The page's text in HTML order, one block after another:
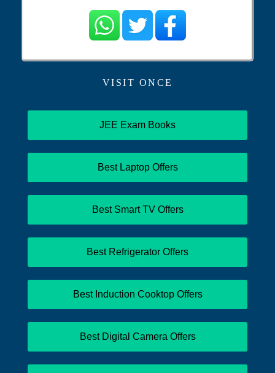
VISIT ONCE
JEE Exam Books
Best Laptop Offers
Best Smart TV Offers
Best Refrigerator Offers
Best Induction Cooktop Offers
Best Digital Camera Offers